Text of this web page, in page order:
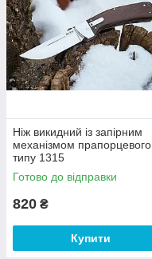
Ніж викидний із запірним
механізмом прапорцевого
типу 1315
Готово до відправки
820 ₴
Купити